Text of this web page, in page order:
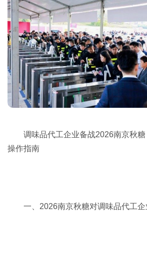
调味品代工企业备战2026南京秋糖
操作指南
一、2026南京秋糖对调味品代工